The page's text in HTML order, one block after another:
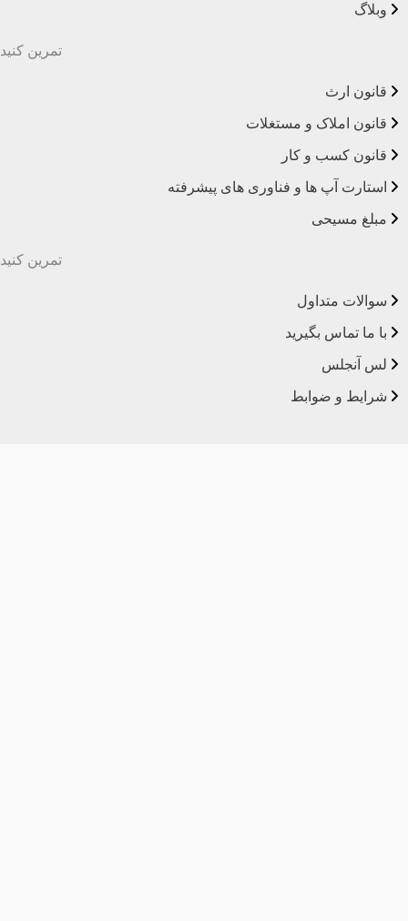
وبلاگ
تمرین کنید
قانون ارث
قانون املاک و مستغلات
قانون کسب و کار
استارت آپ ها و فناوری های پیشرفته
مبلغ مسیحی
تمرین کنید
سوالات متداول
با ما تماس بگیرید
لس آنجلس
شرایط و ضوابط